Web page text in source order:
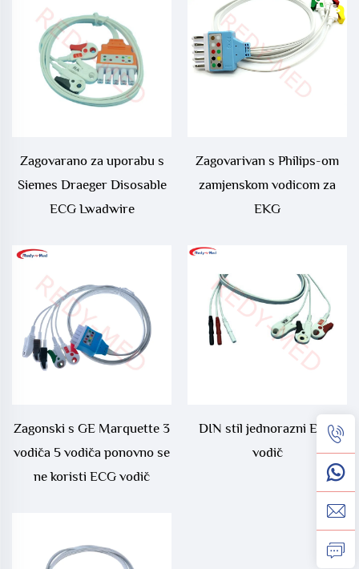
Zagovarano za uporabu s
Siemes Draeger Disosable
ECG Lwadwire
Zagovarivan s Philips-om
zamjenskom vodicom za
EKG
Zagonski s GE Marquette 3
vodiča 5 vodiča ponovno se
ne koristi ECG vodič
DIN stil jednorazni EKG
vodič